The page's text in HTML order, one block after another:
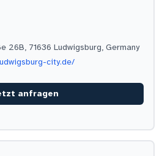
26B, 71636 Ludwigsburg, Germany
city.de/
anfragen